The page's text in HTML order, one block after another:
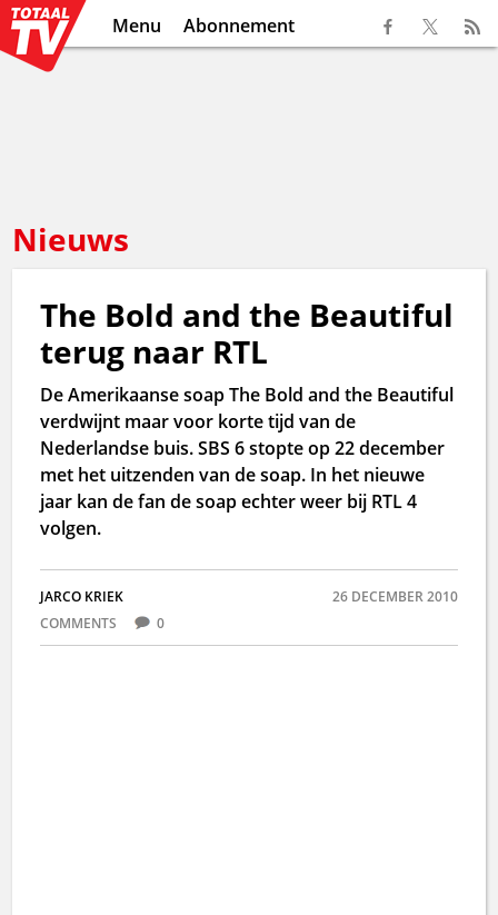
Menu Abonnement
Nieuws
The Bold and the Beautiful
terug naar RTL
De Amerikaanse soap The Bold and the Beautiful
verdwijnt maar voor korte tijd van de
Nederlandse buis. SBS 6 stopte op 22 december
met het uitzenden van de soap. In het nieuwe
jaar kan de fan de soap echter weer bij RTL 4
volgen.
JARCO KRIEK
26 DECEMBER 2010
COMMENTS
0